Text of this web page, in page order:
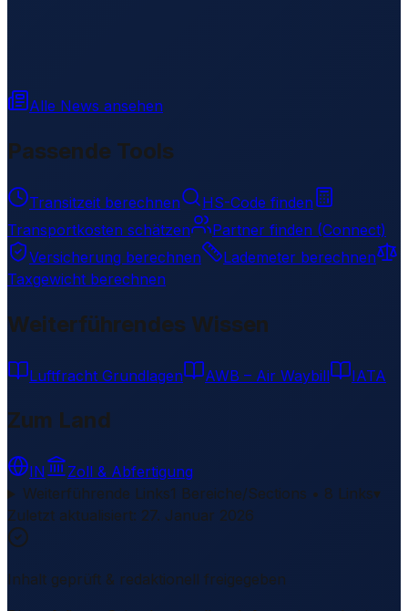
Alle News ansehen
Passende Tools
Transitzeit berechnen
HS-Code finden
Transportkosten schätzen
Partner finden (Connect)
Versicherung berechnen
Lademeter berechnen
Taxgewicht berechnen
Weiterführendes Wissen
Luftfracht Grundlagen AWB – Air Waybill IATA
Zum Land
IN
Zoll & Abfertigung
Weiterführende Links1 Bereiche/Sections • 8 Links▾
Zuletzt aktualisiert: 27. Januar 2026
Inhalt geprüft & redaktionell freigegeben